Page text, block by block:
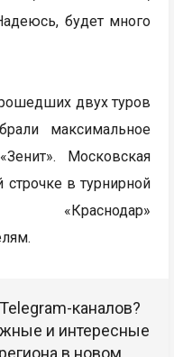
будет много
двух туров
максимальное
Московская
строчке в турнирной
«Краснодар»
каналов?
и интересные
в новом